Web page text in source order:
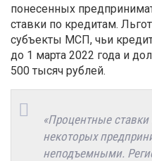
понесенных
ставки по кредитам.
субъекты МСП, чьи
до 1 марта 2022 года и
500 тысяч рублей.
«Процентные
некоторых
неподъемными.